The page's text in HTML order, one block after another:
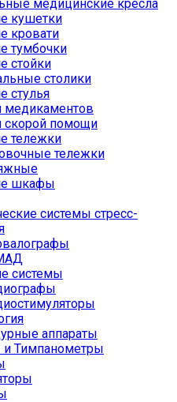
медицинские кресла
кушетки
кровати
тумбочки
стойки
столики
стулья
медикаментов
скорой помощи
тележки
тележки
шкафы
системы стресс-
системы
аппараты
Тимпанометры